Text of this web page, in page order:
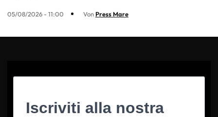
05/08/2026 - 11:00 Von Press Mare
Iscriviti alla nostra